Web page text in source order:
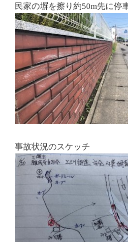
民家の塀を擦り約50m先に停
事故状況のスケッチ